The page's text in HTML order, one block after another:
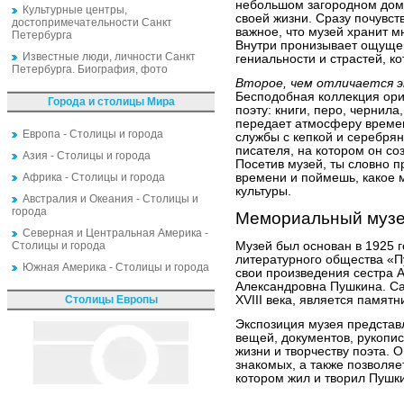
Культурные центры,
достопримечательности Санкт
Петербурга
Известные люди, личности Санкт
Петербурга. Биография, фото
Города и столицы Мира
Европа - Столицы и города
Азия - Столицы и города
Африка - Столицы и города
Австралия и Океания - Столицы и
города
Северная и Центральная Америка -
Столицы и города
Южная Америка - Столицы и города
Столицы Европы
небольшом загородном
своей жизни. Сразу
важное, что музей хранит
Внутри пронизывает
гениальности и страстей,
Второе, чем отличается
Бесподобная коллекция
поэту: книги, перо,
передает атмосферу
службы с кепкой и
писателя, на котором он
Посетив музей, ты словно
времени и поймешь, какое
культуры.
Мемориальный
Музей был основан в 1925
литературного общества
свои произведения
Александровна Пушкина.
XVIII века, является
Экспозиция музея
вещей, документов,
жизни и творчеству поэта.
знакомых, а также
котором жил и творил